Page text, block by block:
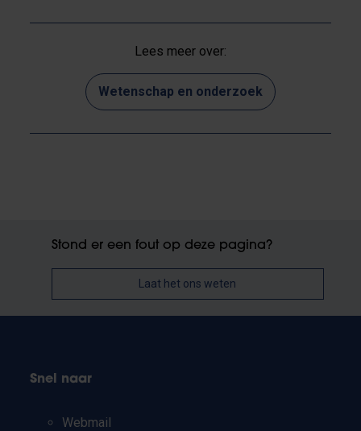
Lees meer over:
Wetenschap en onderzoek
Stond er een fout op deze pagina?
Laat het ons weten
Snel naar
Webmail